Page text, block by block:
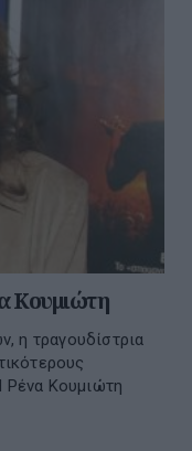
Κουμιώτη
η τραγουδίστρια
Ρένα Κουμιώτη